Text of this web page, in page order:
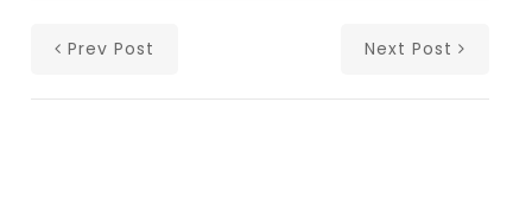
Prev Post Next Post